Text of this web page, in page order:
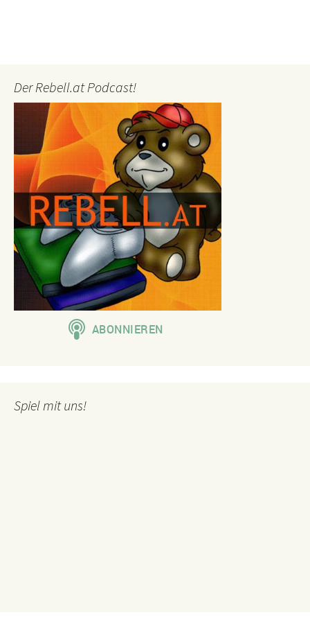
Der Rebell.at Podcast!
Spiel mit uns!